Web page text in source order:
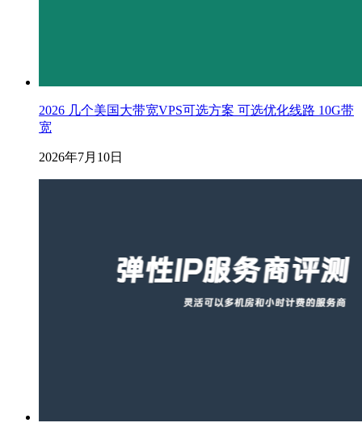
2026 几个美国大带宽VPS可选方案 可选优化线路 10G带
宽
2026年7月10日